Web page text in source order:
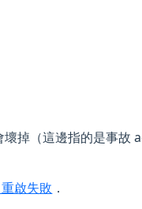
掉（這邊指的是事故
啟失敗 ．